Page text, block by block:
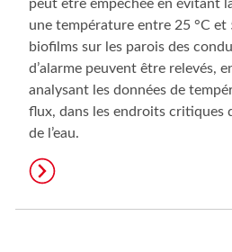
peut être empêchée en évitant
une température entre 25 °C et
biofilms sur les parois des
d’alarme peuvent être relevés,
analysant les données de
flux, dans les endroits critiques
de l’eau.